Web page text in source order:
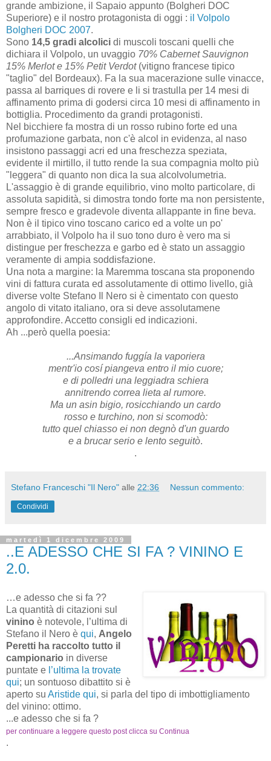
grande ambizione, il Sapaio appunto (Bolgheri DOC
Superiore) e il nostro protagonista di oggi : il Volpolo
Bolgheri DOC 2007.
Sono 14,5 gradi alcolici di muscoli toscani quelli che
dichiara il Volpolo, un uvaggio 70% Cabernet Sauvignon
15% Merlot e 15% Petit Verdot (vitigno francese tipico
"taglio" del Bordeaux). Fa la sua macerazione sulle vinacce,
passa al barriques di rovere e li si trastulla per 14 mesi di
affinamento prima di godersi circa 10 mesi di affinamento in
bottiglia. Procedimento da grandi protagonisti.
Nel bicchiere fa mostra di un rosso rubino forte ed una
profumazione garbata, non c'è alcol in evidenza, al naso
insistono passaggi acri ed una freschezza speziata,
evidente il mirtillo, il tutto rende la sua compagnia molto più
"leggera" di quanto non dica la sua alcolvolumetria.
L'assaggio è di grande equilibrio, vino molto particolare, di
assoluta sapidità, si dimostra tondo forte ma non persistente,
sempre fresco e gradevole diventa allappante in fine beva.
Non è il tipico vino toscano carico ed a volte un po'
arrabbiato, il Volpolo ha il suo tono duro è vero ma si
distingue per freschezza e garbo ed è stato un assaggio
veramente di ampia soddisfazione.
Una nota a margine: la Maremma toscana sta proponendo
vini di fattura curata ed assolutamente di ottimo livello, già
diverse volte Stefano Il Nero si è cimentato con questo
angolo di vitato italiano, ora si deve assolutamene
approfondire. Accetto consigli ed indicazioni.
Ah ...però quella poesia:
...Ansimando fuggía la vaporiera
mentr'io cosí piangeva entro il mio cuore;
e di polledri una leggiadra schiera
annitrendo correa lieta al rumore.
Ma un asin bigio, rosicchiando un cardo
rosso e turchino, non si scomodò:
tutto quel chiasso ei non degnò d'un guardo
e a brucar serio e lento seguitò.
.
Stefano Franceschi "Il Nero" alle 22:36 Nessun commento:
Condividi
martedì 1 dicembre 2009
..E ADESSO CHE SI FA ? VININO E
2.0.
…e adesso che si fa ??
La quantità di citazioni sul
vinino è notevole, l’ultima di
Stefano il Nero è qui, Angelo
Peretti ha raccolto tutto il
campionario in diverse
puntate e l’ultima la trovate
qui; un sontuoso dibattito si è
aperto su Aristide qui, si parla del tipo di imbottigliamento
del vinino: ottimo.
...e adesso che si fa ?
per continuare a leggere questo post clicca su Continua
.